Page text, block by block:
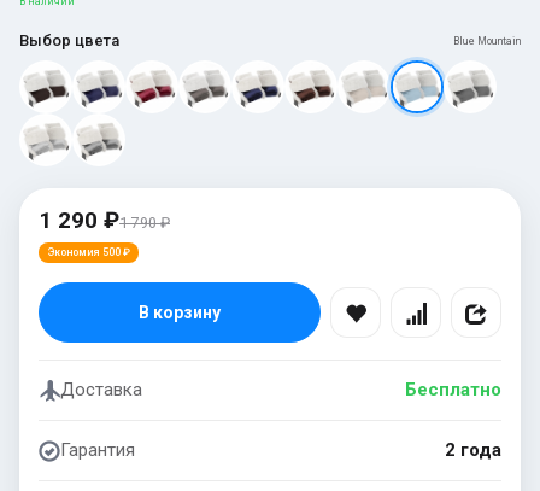
Выбор цвета Blue Mountain
1 290 ₽1 790 ₽
Экономия 500 ₽
В корзину
Доставка Бесплатно
Гарантия 2 года